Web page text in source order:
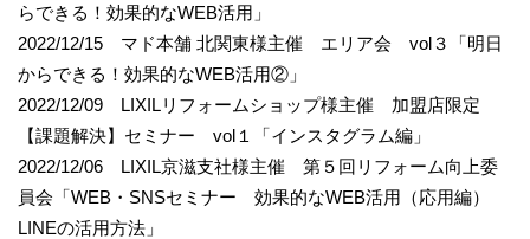
らできる！効果的なWEB活用」
2022/12/15 マド本舗 北関東様主催 エリア会 vol３「明日
からできる！効果的なWEB活用②」
2022/12/09 LIXILリフォームショップ様主催 加盟店限定
【課題解決】セミナー vol１「インスタグラム編」
2022/12/06 LIXIL京滋支社様主催 第５回リフォーム向上委
員会「WEB・SNSセミナー 効果的なWEB活用（応用編）
LINEの活用方法」